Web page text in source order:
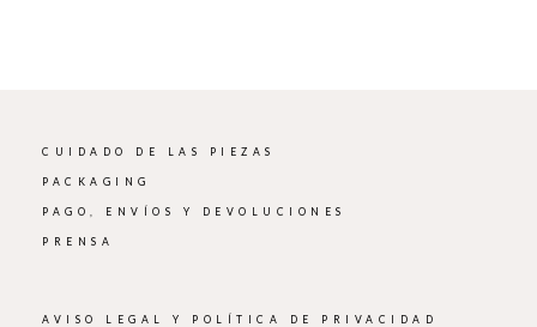
CUIDADO DE LAS PIEZAS
PACKAGING
PAGO, ENVÍOS Y DEVOLUCIONES
PRENSA
AVISO LEGAL Y POLÍTICA DE PRIVACIDAD